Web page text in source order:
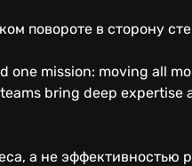
повороте в сторону
one mission: moving all
bring deep expertise
а не эффективностью